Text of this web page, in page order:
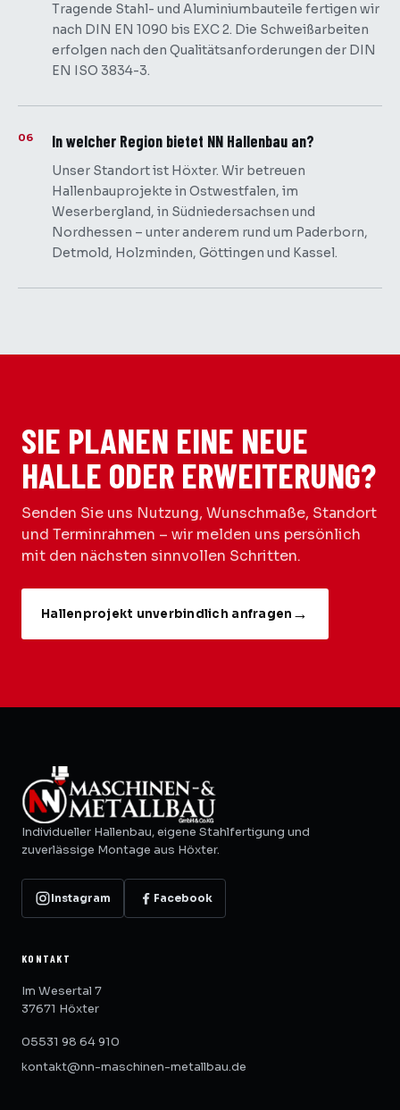
Tragende Stahl- und Aluminiumbauteile fertigen wir
nach DIN EN 1090 bis EXC 2. Die Schweißarbeiten
erfolgen nach den Qualitätsanforderungen der DIN
EN ISO 3834-3.
06 In welcher Region bietet NN Hallenbau an?
Unser Standort ist Höxter. Wir betreuen
Hallenbauprojekte in Ostwestfalen, im
Weserbergland, in Südniedersachsen und
Nordhessen – unter anderem rund um Paderborn,
Detmold, Holzminden, Göttingen und Kassel.
SIE PLANEN EINE NEUE
HALLE ODER ERWEITERUNG?
Senden Sie uns Nutzung, Wunschmaße, Standort
und Terminrahmen – wir melden uns persönlich
mit den nächsten sinnvollen Schritten.
Hallenprojekt unverbindlich anfragen
Individueller Hallenbau, eigene Stahlfertigung und
zuverlässige Montage aus Höxter.
Instagram Facebook
KONTAKT
Im Wesertal 7
37671 Höxter
05531 98 64 910
kontakt@nn-maschinen-metallbau.de